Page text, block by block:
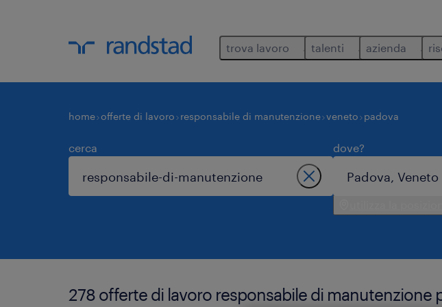
trova lavoro talenti azienda
home offerte di lavoro responsabile di manutenzione veneto padova
cerca dove?
278 offerte di lavoro responsabile di manutenzione